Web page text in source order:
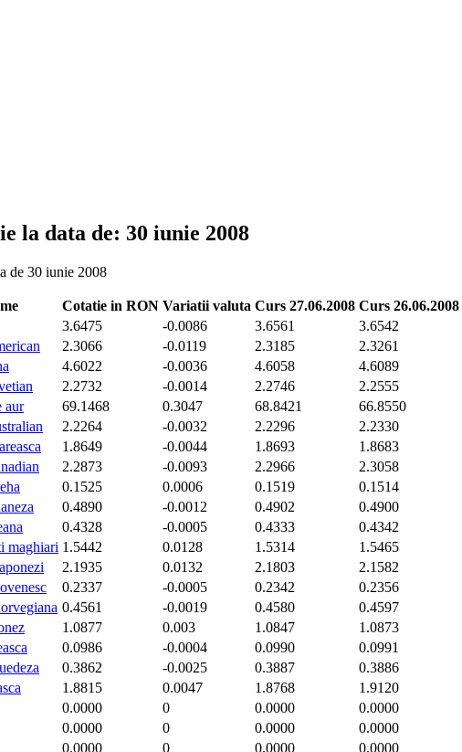
la data de: 30 iunie 2008
de 30 iunie 2008
Cotatie in RON Variatii valuta Curs 27.06.2008 Curs 26.06.2008
3.6475 -0.0086 3.6561 3.6542
2.3066 -0.0119 2.3185 2.3261
4.6022 -0.0036 4.6058 4.6089
2.2732 -0.0014 2.2746 2.2555
aur 69.1468 0.3047 68.8421 66.8550
2.2264 -0.0032 2.2296 2.2330
1.8649 -0.0044 1.8693 1.8683
2.2873 -0.0093 2.2966 2.3058
0.1525 0.0006 0.1519 0.1514
0.4890 -0.0012 0.4902 0.4900
0.4328 -0.0005 0.4333 0.4342
maghiari 1.5442 0.0128 1.5314 1.5465
2.1935 0.0132 2.1803 2.1582
0.2337 -0.0005 0.2342 0.2356
0.4561 -0.0019 0.4580 0.4597
1.0877 0.003 1.0847 1.0873
0.0986 -0.0004 0.0990 0.0991
0.3862 -0.0025 0.3887 0.3886
1.8815 0.0047 1.8768 1.9120
0.0000
0 0.0000 0.0000
0.0000
0 0.0000 0.0000
0.0000
0 0.0000 0.0000